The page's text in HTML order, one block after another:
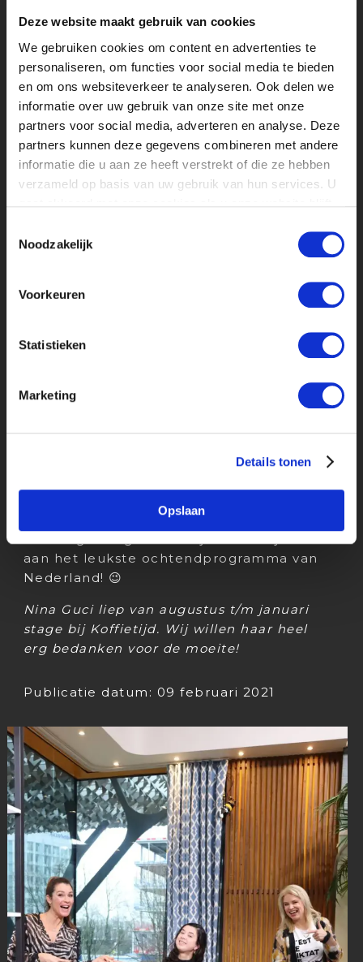
Deze website maakt gebruik van cookies
We gebruiken cookies om content en advertenties te
personaliseren, om functies voor social media te bieden
en om ons websiteverkeer te analyseren. Ook delen we
informatie over uw gebruik van onze site met onze
partners voor social media, adverteren en analyse. Deze
partners kunnen deze gegevens combineren met andere
informatie die u aan ze heeft verstrekt of die ze hebben
verzameld op basis van uw gebruik van hun services. U
Noodzakelijk
Voorkeuren
Statistieken
Marketing
Details tonen
Opslaan
waardoor ik ook hier wat meer inzichten
heb gekregen. Deze vrijheid is iets
waardoor ik Koffietijd zeker als stageplek
zou aanraden.
Aangenomen!
En die vrijheid en motivatie die vanuit
Koffietijd is gegeven, heeft zich ook weer
geuit in mijn toekomstplan. Want ik ben
vind het enorm leuk dat er vanuit
redactie samen met al mijn lieve collega’s
Vrijheid is blijheid
lopen. Ik denk dat in de televisiewereld
Daarnaast is de sfeer op de redactie
aan het leukste ochtendprogramma van
Nederland! 😉
Nina Guci liep van augustus t/m januari
stage bij Koffietijd. Wij willen haar heel
erg bedanken voor de moeite!
Publicatie datum: 09 februari 2021